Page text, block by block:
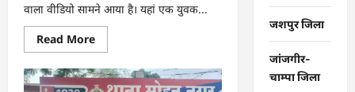
वाला वीडियो सामने आया है। यहां एक युवक...
Read MoreRead
more
CG
:
जशपुर जिला
जांजगीर-
चाम्पा जिला